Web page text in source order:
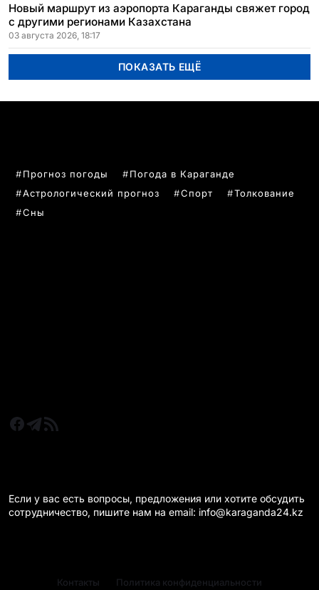
Новый маршрут из аэропорта Караганды свяжет город
с другими регионами Казахстана
03 августа 2026, 18:17
ПОКАЗАТЬ ЕЩЁ
Прогноз погоды
Погода в Караганде
Астрологический прогноз
Спорт
Толкование
Сны
Если у вас есть вопросы, предложения или хотите обсудить
сотрудничество, пишите нам на email: info@karaganda24.kz
Контакты Политика конфиденциальности